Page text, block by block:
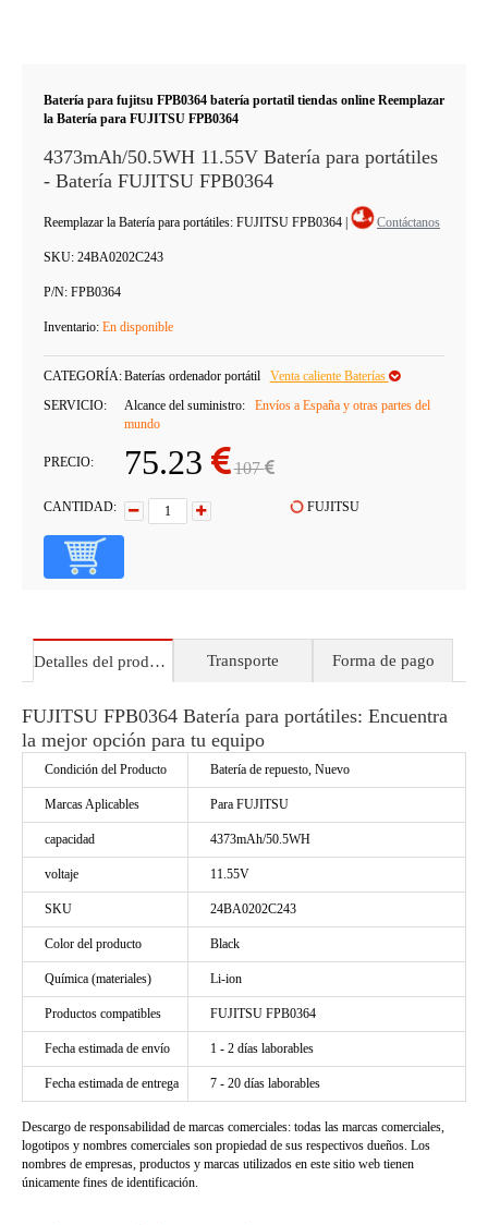
Batería para fujitsu FPB0364 batería portatil tiendas online Reemplazar
la Batería para FUJITSU FPB0364
4373mAh/50.5WH 11.55V Batería para portátiles
- Batería FUJITSU FPB0364
Reemplazar la Batería para portátiles: FUJITSU FPB0364 Contáctanos
SKU: 24BA0202C243
P/N: FPB0364
Inventario: En disponible
CATEGORÍA:Baterías ordenador portátil
Venta caliente Baterías
SERVICIO:
Alcance del suministro:
Envíos a España y otras partes del
mundo
PRECIO: 75.23 107
CANTIDAD: FUJITSU
Detalles del producto Transporte Forma de pago
FUJITSU FPB0364 Batería para portátiles: Encuentra
la mejor opción para tu equipo
Condición del Producto Batería de repuesto, Nuevo
Marcas Aplicables Para FUJITSU
capacidad 4373mAh/50.5WH
voltaje 11.55V
SKU 24BA0202C243
Color del producto Black
Química (materiales) Li-ion
Productos compatibles FUJITSU FPB0364
Fecha estimada de envío 1 - 2 días laborables
Fecha estimada de entrega 7 - 20 días laborables
Descargo de responsabilidad de marcas comerciales: todas las marcas comerciales,
logotipos y nombres comerciales son propiedad de sus respectivos dueños. Los
nombres de empresas, productos y marcas utilizados en este sitio web tienen
únicamente fines de identificación.